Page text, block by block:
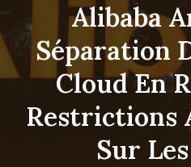
Alibaba
Séparation
Cloud En
Restrictions
Sur